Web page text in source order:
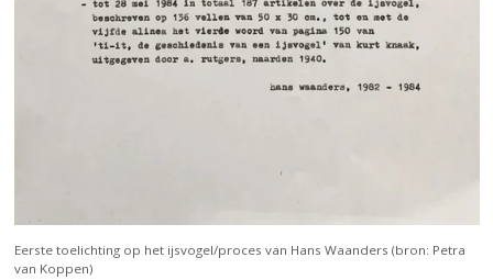
Eerste toelichting op het ijsvogel/proces van Hans Waanders (bron: Petra
van Koppen)